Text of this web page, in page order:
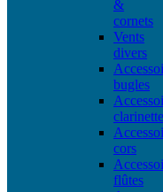
&
cornets
Vents
divers
bugles
cors
flûtes